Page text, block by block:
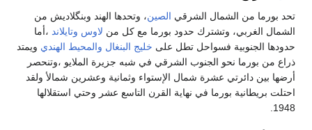
تحد بورما من الشمال الشرقي الصين، وتحدها الهند وبنگلاديش من
الشمال الغربي، وتشترك حدود بورما مع كل من لاوس وتايلاند ،أما
حدودها الجنوبية فسواحل تطل على خليج البنغال والمحيط الهندي ويمتد
ذراع من بورما نحو الجنوب الشرقي في شبه جزيرة الملايو ،وتنحصر
أرضها بين دائرتي عشرة شمال الإستواء وثمانية وعشرين شمالأ ولقد
احتلت بريطانية بورما في نهاية القرن التاسع عشر وحتي استقلالها
1948.